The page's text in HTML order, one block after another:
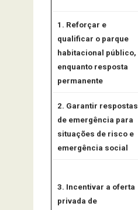
1. Reforçar e
qualificar o parque
habitacional público,
enquanto resposta
permanente
2. Garantir respostas
de emergência para
situações de risco e
emergência social
3. Incentivar a oferta
privada de